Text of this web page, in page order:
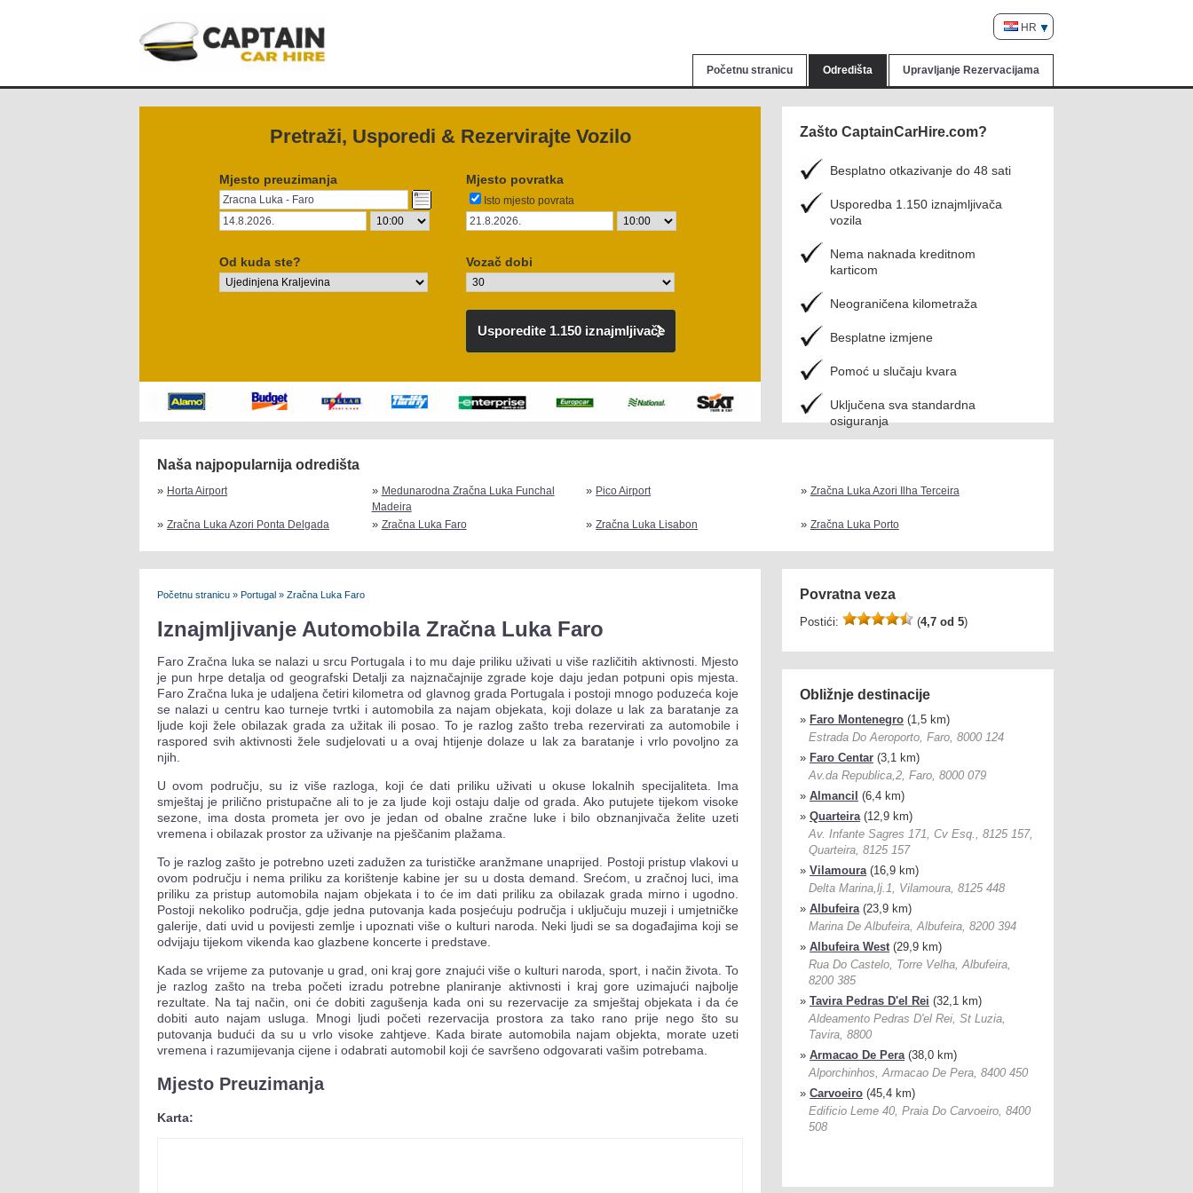
HR
Početnu stranicu Odredišta Upravljanje Rezervacijama
Pretraži, Usporedi & Rezervirajte Vozilo
Mjesto preuzimanja Mjesto povratka
Isto mjesto povrata
Od kuda ste? Vozač dobi
Usporedite 1.150 iznajmljivače
Zašto CaptainCarHire.com?
Besplatno otkazivanje do 48 sati
Usporedba 1.150 iznajmljivača
vozila
Nema naknada kreditnom
karticom
Neograničena kilometraža
Besplatne izmjene
Pomoć u slučaju kvara
Uključena sva standardna
osiguranja
Naša najpopularnija odredišta
» Horta Airport » Medunarodna Zračna Luka Funchal
Madeira
» Pico Airport » Zračna Luka Azori Ilha Terceira
» Zračna Luka Azori Ponta Delgada » Zračna Luka Faro »Zračna Luka Lisabon » Zračna Luka Porto
Početnu stranicu » Portugal » Zračna Luka Faro
Iznajmljivanje Automobila Zračna Luka Faro
Faro Zračna luka se nalazi u srcu Portugala i to mu daje priliku uživati u više različitih aktivnosti. Mjesto
je pun hrpe detalja od geografski Detalji za najznačajnije zgrade koje daju jedan potpuni opis mjesta.
Faro Zračna luka je udaljena četiri kilometra od glavnog grada Portugala i postoji mnogo poduzeća koje
se nalazi u centru kao turneje tvrtki i automobila za najam objekata, koji dolaze u lak za baratanje za
ljude koji žele obilazak grada za užitak ili posao. To je razlog zašto treba rezervirati za automobile i
raspored svih aktivnosti žele sudjelovati u a ovaj htijenje dolaze u lak za baratanje i vrlo povoljno za
njih.
U ovom području, su iz više razloga, koji će dati priliku uživati u okuse lokalnih specijaliteta. Ima
smještaj je prilično pristupačne ali to je za ljude koji ostaju dalje od grada. Ako putujete tijekom visoke
sezone, ima dosta prometa jer ovo je jedan od obalne zračne luke i bilo obznanjivača želite uzeti
vremena i obilazak prostor za uživanje na pješčanim plažama.
To je razlog zašto je potrebno uzeti zadužen za turističke aranžmane unaprijed. Postoji pristup vlakovi u
ovom području i nema priliku za korištenje kabine jer su u dosta demand. Srećom, u zračnoj luci, ima
priliku za pristup automobila najam objekata i to će im dati priliku za obilazak grada mirno i ugodno.
Postoji nekoliko područja, gdje jedna putovanja kada posjećuju područja i uključuju muzeji i umjetničke
galerije, dati uvid u povijesti zemlje i upoznati više o kulturi naroda. Neki ljudi se sa događajima koji se
odvijaju tijekom vikenda kao glazbene koncerte i predstave.
Kada se vrijeme za putovanje u grad, oni kraj gore znajući više o kulturi naroda, sport, i način života. To
je razlog zašto na treba početi izradu potrebne planiranje aktivnosti i kraj gore uzimajući najbolje
rezultate. Na taj način, oni će dobiti zagušenja kada oni su rezervacije za smještaj objekata i da će
dobiti auto najam usluga. Mnogi ljudi početi rezervacija prostora za tako rano prije nego što su
putovanja budući da su u vrlo visoke zahtjeve. Kada birate automobila najam objekta, morate uzeti
vremena i razumijevanja cijene i odabrati automobil koji će savršeno odgovarati vašim potrebama.
Mjesto Preuzimanja
Karta:
Povratna veza
Postići: (4,7 od 5)
Obližnje destinacije
» Faro Montenegro (1,5 km)
Estrada Do Aeroporto, Faro, 8000 124
» Faro Centar (3,1 km)
Av.da Republica,2, Faro, 8000 079
» Almancil (6,4 km)
» Quarteira(12,9 km)
Av. Infante Sagres 171, Cv Esq., 8125 157,
Quarteira, 8125 157
» Vilamoura(16,9 km)
Delta Marina,lj.1, Vilamoura, 8125 448
» Albufeira(23,9 km)
Marina De Albufeira, Albufeira, 8200 394
» Albufeira West(29,9 km)
Rua Do Castelo, Torre Velha, Albufeira,
8200 385
» Tavira Pedras D'el Rei (32,1 km)
Aldeamento Pedras D'el Rei, St Luzia,
Tavira, 8800
» Armacao De Pera(38,0 km)
Alporchinhos, Armacao De Pera, 8400 450
» Carvoeiro (45,4 km)
Edificio Leme 40, Praia Do Carvoeiro, 8400
508